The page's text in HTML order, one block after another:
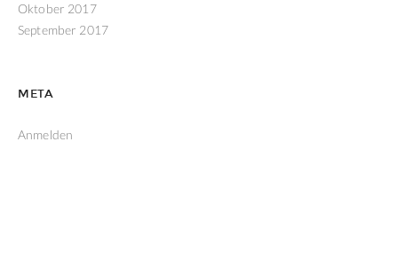
Oktober 2017
September 2017
META
Anmelden